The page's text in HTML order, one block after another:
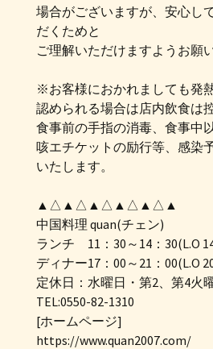
場合がございますが、安心し
だくためと
ご理解いただけますようお願
※お客様におかれましても発
認められる場合は店内飲食は
食事前の手指の消毒、食事中
咳エチケットの励行等、感染
いたします。
▲△▲△▲△▲△▲△▲
中国料理 quan(チェン)
ランチ 11：30～14：30(L.O
ディナー17：00～21：00(L.O
定休日：水曜日・第2、第4火
TEL:0550-82-1310
[ホームページ]
https://www.quan2007.com/